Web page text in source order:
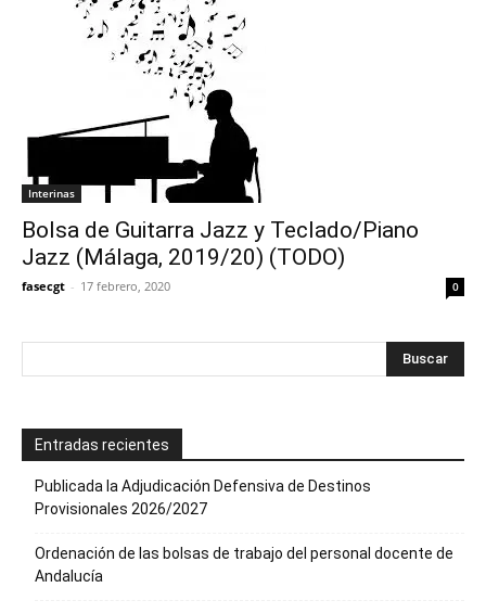
Interinas
Bolsa de Guitarra Jazz y Teclado/Piano
Jazz (Málaga, 2019/20) (TODO)
fasecgt - 17 febrero, 2020 0
Entradas recientes
Publicada la Adjudicación Defensiva de Destinos
Provisionales 2026/2027
Ordenación de las bolsas de trabajo del personal docente de
Andalucía